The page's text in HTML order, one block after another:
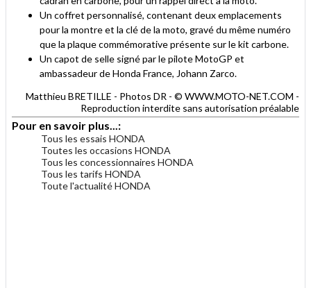
Un coffret personnalisé, contenant deux emplacements
pour la montre et la clé de la moto, gravé du même numéro
que la plaque commémorative présente sur le kit carbone.
Un capot de selle signé par le pilote MotoGP et
ambassadeur de Honda France, Johann Zarco.
Matthieu BRETILLE - Photos DR - © WWW.MOTO-NET.COM -
Reproduction interdite sans autorisation préalable
Pour en savoir plus...:
Tous les essais HONDA
Toutes les occasions HONDA
Tous les concessionnaires HONDA
Tous les tarifs HONDA
Toute l'actualité HONDA